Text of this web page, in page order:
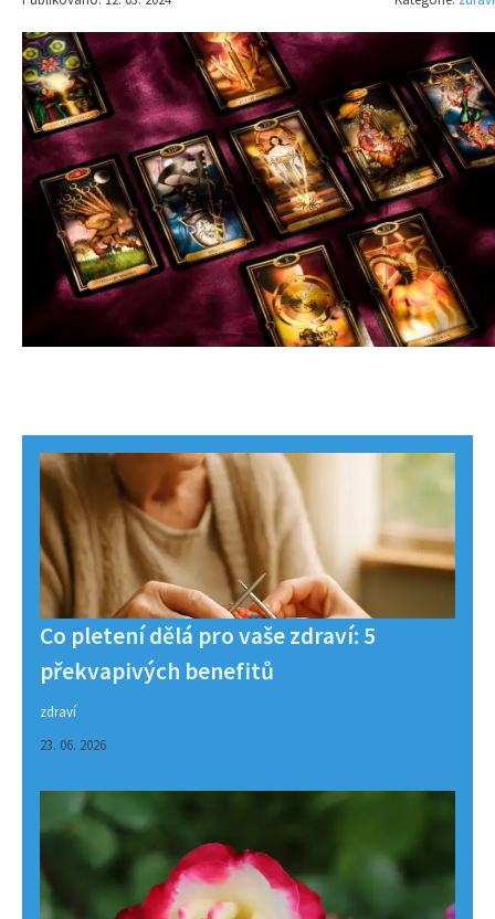
Co pletení dělá pro vaše zdraví: 5
překvapivých benefitů
zdraví
23. 06. 2026